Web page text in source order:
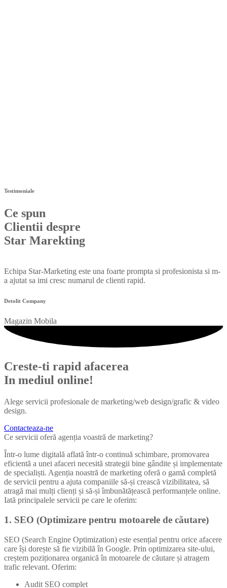
Testimoniale
Ce spun
Clientii despre
Star Marekting
Echipa Star-Marketing este una foarte prompta si profesionista si m-
a ajutat sa imi cresc numarul de clienti rapid.
Detolit Company
Magazin Mobila
Creste-ti rapid afacerea
In mediul online!
Alege servicii profesionale de marketing/web design/grafic & video
design.
Contacteaza-ne
Ce servicii oferă agenția voastră de marketing?
Într-o lume digitală aflată într-o continuă schimbare, promovarea
eficientă a unei afaceri necesită strategii bine gândite și implementate
de specialiști. Agenția noastră de marketing oferă o gamă completă
de servicii pentru a ajuta companiile să-și crească vizibilitatea, să
atragă mai mulți clienți și să-și îmbunătățească performanțele online.
Iată principalele servicii pe care le oferim:
1. SEO (Optimizare pentru motoarele de căutare)
SEO (Search Engine Optimization) este esențial pentru orice afacere
care își dorește să fie vizibilă în Google. Prin optimizarea site-ului,
creștem poziționarea organică în motoarele de căutare și atragem
trafic relevant. Oferim:
Audit SEO complet